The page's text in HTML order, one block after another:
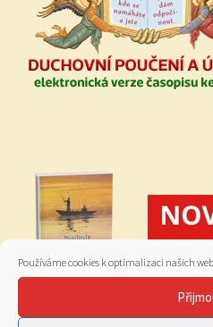
Používáme cookies k optimalizaci našich